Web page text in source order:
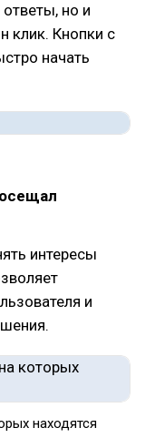
но и
клик. Кнопки с
начать
интересы
и
находятся